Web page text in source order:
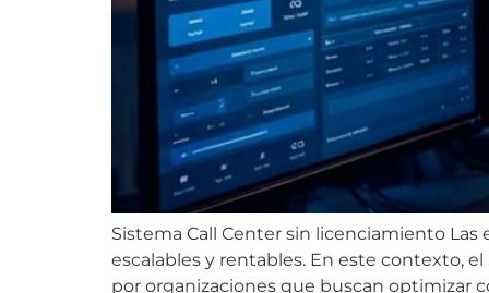
Sistema Call Center sin licenciamiento
escalables y rentables. En este contexto,
por organizaciones que buscan optimizar